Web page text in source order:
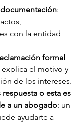
:
con la entidad
formal
explica el motivo y
de los intereses.
o esta es
a un abogado: un
ayudarte a